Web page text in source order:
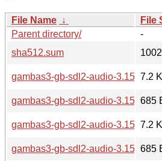
File Name ↓ File
Parent directory/
-
sha512.sum
gambas3-gb-sdl2-audio-3.15.2-7.2
gambas3-gb-sdl2-audio-3.15.2-685
gambas3-gb-sdl2-audio-3.15.0-7.2
gambas3-gb-sdl2-audio-3.15.0-685